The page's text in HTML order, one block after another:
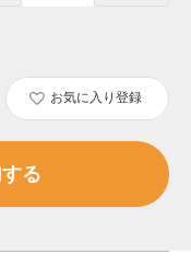
お気に入り登録